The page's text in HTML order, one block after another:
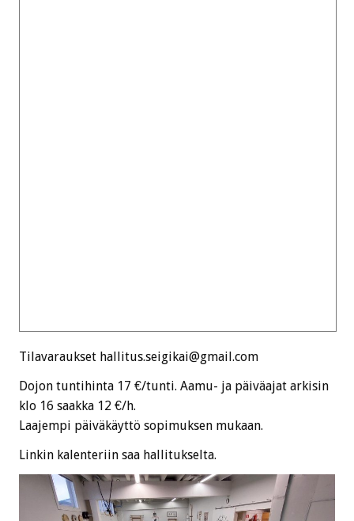
Tilavaraukset hallitus.seigikai@gmail.com
Dojon tuntihinta 17 €/tunti. Aamu- ja päiväajat arkisin
klo 16 saakka 12 €/h.
Laajempi päiväkäyttö sopimuksen mukaan.
Linkin kalenteriin saa hallitukselta.